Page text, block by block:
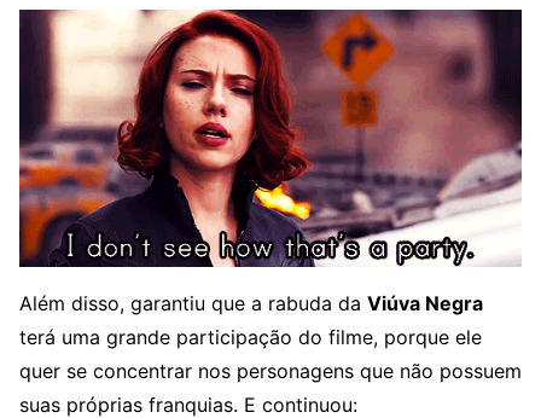
Além disso, garantiu que a rabuda da Viúva Negra
terá uma grande participação do filme, porque ele
quer se concentrar nos personagens que não possuem
suas próprias franquias. E continuou: